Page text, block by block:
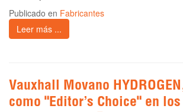
Publicado en Fabricantes
Leer más ...
Vauxhall Movano
como "Editor’s Choice" en